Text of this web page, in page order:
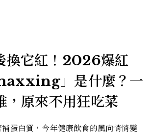
換它紅！2026爆紅
」是什麼？一
原來不用狂吃菜
蛋白質，今年健康飲食的風向悄悄變